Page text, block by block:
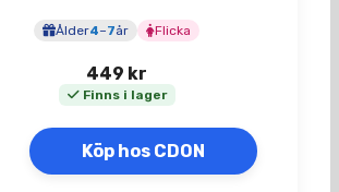
Ålder4–7år Flicka
449 kr
Finns i lager
Köp hos CDON